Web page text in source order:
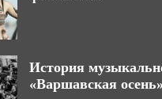
История
«Варшавская осень»